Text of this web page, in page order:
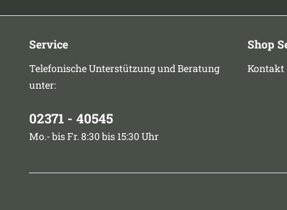
Service
Telefonische Unterstützung und Beratung
unter:
02371 - 40545
Mo.- bis Fr. 8:30 bis 15:30 Uhr
Shop
Kontakt